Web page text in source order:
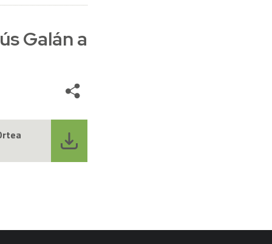
Galán a
Share